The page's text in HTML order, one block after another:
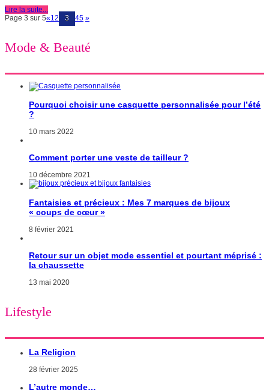
Lire la suite...
Page 3 sur 5«12 3 45 »
Mode & Beauté
Pourquoi choisir une casquette personnalisée pour l’été
?
10 mars 2022
Comment porter une veste de tailleur ?
10 décembre 2021
Fantaisies et précieux : Mes 7 marques de bijoux
« coups de cœur »
8 février 2021
Retour sur un objet mode essentiel et pourtant méprisé :
la chaussette
13 mai 2020
Lifestyle
La Religion
28 février 2025
L’autre monde…